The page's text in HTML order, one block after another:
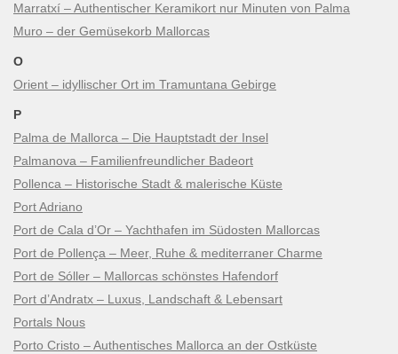
Marratxí – Authentischer Keramikort nur Minuten von Palma
Muro – der Gemüsekorb Mallorcas
O
Orient – idyllischer Ort im Tramuntana Gebirge
P
Palma de Mallorca – Die Hauptstadt der Insel
Palmanova – Familienfreundlicher Badeort
Pollenca – Historische Stadt & malerische Küste
Port Adriano
Port de Cala d’Or – Yachthafen im Südosten Mallorcas
Port de Pollença – Meer, Ruhe & mediterraner Charme
Port de Sóller – Mallorcas schönstes Hafendorf
Port d’Andratx – Luxus, Landschaft & Lebensart
Portals Nous
Porto Cristo – Authentisches Mallorca an der Ostküste